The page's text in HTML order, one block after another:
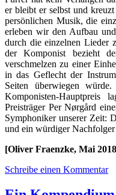
er bleibt er selbst und
persönlichen Musik, die
erleben wir den Aufbau
durch die einzelnen Lieder
der Komponist bezieht
verschmelzen zu einer
in das Geflecht der
Seiten überwiegen
Komponisten-Hauptpreis
Preisträger Per Nørgård
Symphoniker unserer Zeit:
und ein würdiger Nachfolger
[Oliver Fraenzke, Mai
Schreibe einen Kommentar